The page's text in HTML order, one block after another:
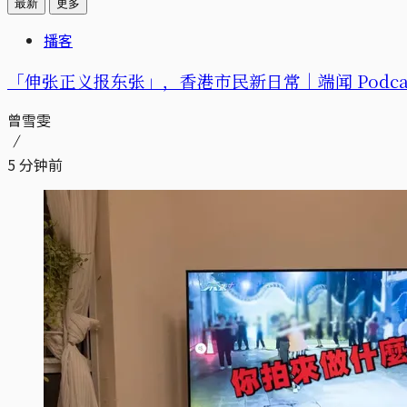
最新 更多
播客
「伸张正义报东张」，香港市民新日常｜端闻
曾雪雯
5 分钟前